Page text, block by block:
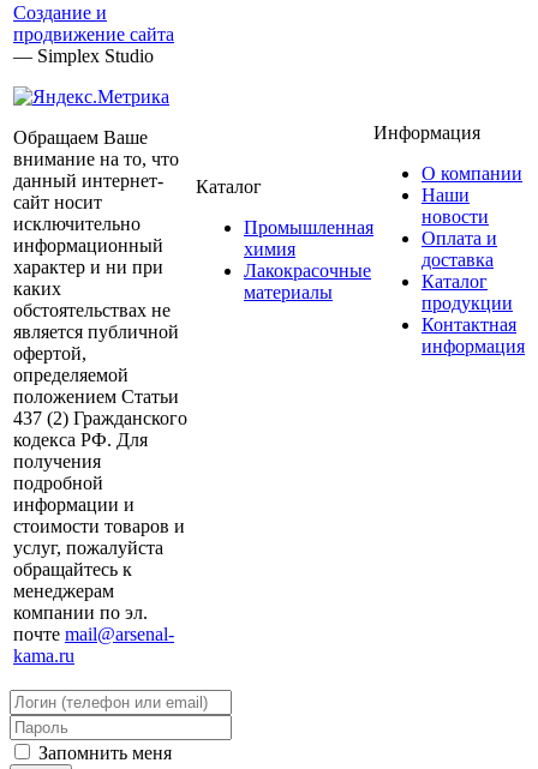
Создание и
продвижение сайта
— Simplex Studio
Обращаем Ваше
внимание на то, что
данный интернет-
сайт носит
исключительно
информационный
характер и ни при
каких
обстоятельствах не
является публичной
офертой,
определяемой
положением Статьи
437 (2) Гражданского
кодекса РФ. Для
получения
подробной
информации и
стоимости товаров и
услуг, пожалуйста
обращайтесь к
менеджерам
компании по эл.
почте mail@arsenal-
kama.ru
Каталог
Промышленная
химия
Лакокрасочные
материалы
Информация
О компании
Наши
новости
Оплата и
доставка
Каталог
продукции
Контактная
информация
Запомнить меня